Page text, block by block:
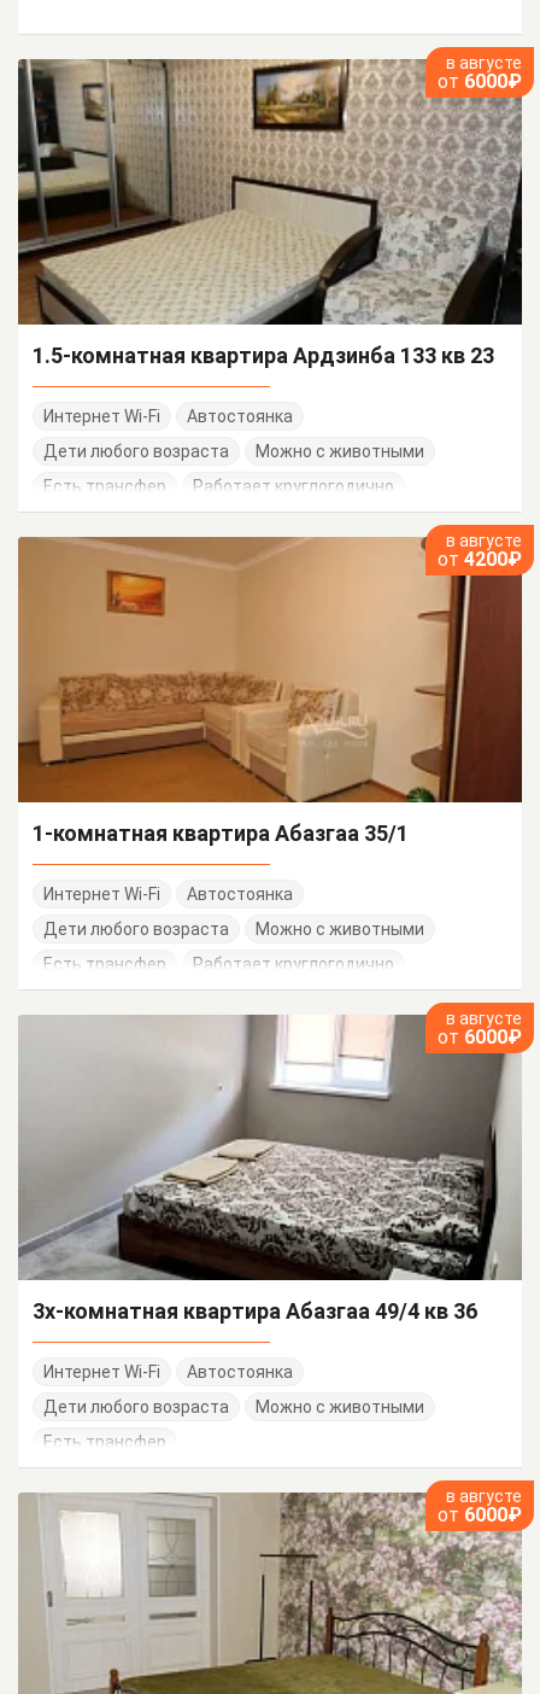
в августе
от 6000₽
1.5-комнатная квартира Ардзинба 133 кв 23
Интернет Wi-Fi
Автостоянка
Дети любого возраста
Можно с животными
Есть трансфер
Работает круглогодично
в августе
от 4200₽
1-комнатная квартира Абазгаа 35/1
Интернет Wi-Fi
Автостоянка
Дети любого возраста
Можно с животными
Есть трансфер
Работает круглогодично
в августе
от 6000₽
3х-комнатная квартира Абазгаа 49/4 кв 36
Интернет Wi-Fi
Автостоянка
Дети любого возраста
Можно с животными
Есть трансфер
в августе
от 6000₽